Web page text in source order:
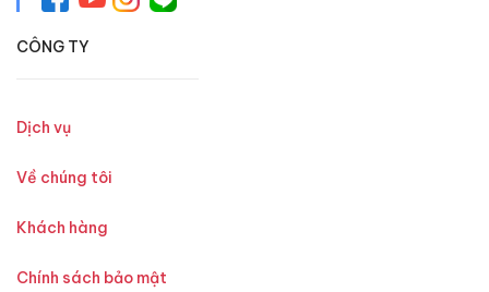
CÔNG TY
Dịch vụ
Về chúng tôi
Khách hàng
Chính sách bảo mật